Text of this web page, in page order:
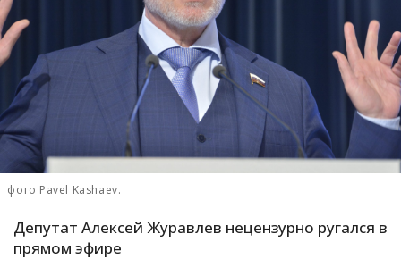
И
С
фото Pavel Kashaev.
Депутат Алексей Журавлев нецензурно ругался в
прямом эфире